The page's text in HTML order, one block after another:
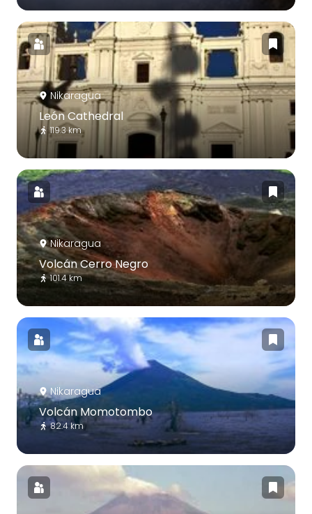
Nikaragua
León Cathedral
119.3 km
Nikaragua
Volcán Cerro Negro
101.4 km
Nikaragua
Volcán Momotombo
82.4 km